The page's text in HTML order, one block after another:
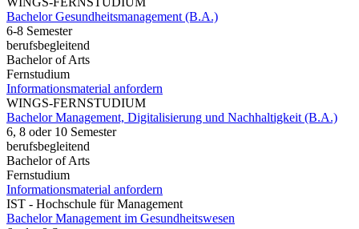
Bachelor Gesundheitsmanagement (B.A.)
6-8 Semester
berufsbegleitend
Bachelor of Arts
Fernstudium
Informationsmaterial anfordern
WINGS-FERNSTUDIUM
Bachelor Management, Digitalisierung und Nachhaltigkeit (B.A.)
6, 8 oder 10 Semester
berufsbegleitend
Bachelor of Arts
Fernstudium
Informationsmaterial anfordern
IST - Hochschule für Management
Bachelor Management im Gesundheitswesen